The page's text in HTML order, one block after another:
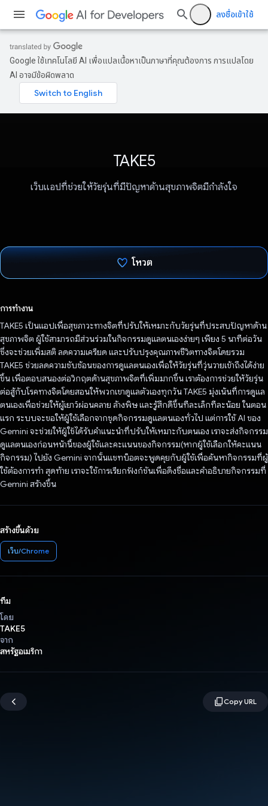
ลงชื่อเข้าใช้
Google ใช้เทคโนโลยี AI เพื่อแปลเนื้อหาเป็นภาษาที่คุณต้องการ การแปลโดย
AI อาจมีข้อผิดพลาด
TAKE5
เว็บแอปที่ช่วยให้วัยรุ่นที่มีปัญหาด้านสุขภาพจิตมีกำลังใจ
โหวต
การทำงาน
TAKE5 เป็นแอปเพื่อสุขภาวะทางจิตที่ปรับให้เหมาะกับวัยรุ่นที่ประสบปัญหาด้าน
สุขภาพจิต ผู้ใช้สามารถมีส่วนร่วมในกิจกรรมดูแลตนเองง่ายๆ เพียง 5 นาทีต่อวัน
ซึ่งจะช่วยเพิ่มสติ ลดความเครียด และปรับปรุงคุณภาพชีวิตทางจิตโดยรวม
TAKE5 ช่วยลดความซับซ้อนของการดูแลตนเองเพื่อให้วัยรุ่นที่วุ่นวายเข้าถึงได้ง่าย
ขึ้น เพื่อตอบสนองต่อวิกฤตด้านสุขภาพจิตที่เพิ่มมากขึ้น เราต้องการช่วยให้วัยรุ่น
ต่อสู้กับโรคทางจิตโดยสอนให้พวกเขาดูแลตัวเองทุกวัน TAKE5 มุ่งเน้นที่การดูแล
ตนเองเพื่อช่วยให้ผู้เยาว์ผ่อนคลาย ล้างพิษ และรู้สึกดีขึ้นทีละเล็กทีละน้อย ในตอน
แรก ระบบจะขอให้ผู้ใช้เลือกจากชุดกิจกรรมดูแลตนเองทั่วไป แต่การใช้ AI ของ
Gemini จะช่วยให้ผู้ใช้ได้รับคำแนะนำที่ปรับให้เหมาะกับตนเอง เราจะส่งกิจกรรม
ดูแลตนเองก่อนหน้านี้ของผู้ใช้และคะแนนของกิจกรรม(หากผู้ใช้เลือกให้คะแนน
กิจกรรม) ไปยัง Gemini จากนั้นแชทบ็อตจะพูดคุยกับผู้ใช้เพื่อค้นหากิจกรรมที่ผู้
ใช้ต้องการทำ สุดท้าย เราจะใช้การเรียกฟังก์ชันเพื่อดึงชื่อและคำอธิบายกิจกรรมที่
Gemini สร้างขึ้น
สร้างขึ้นด้วย
เว็บ/Chrome
ทีม
โดย
TAKE5
จาก
สหรัฐอเมริกา